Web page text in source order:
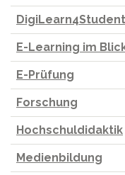
E-Learning im
E-Prüfung
Forschung
Hochschuldidaktik
Medienbildung